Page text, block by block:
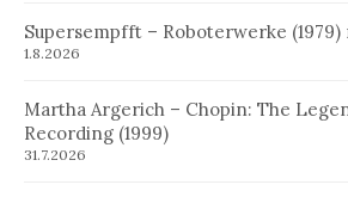
Supersempfft – Roboterwerke (1979)
1.8.2026
Martha Argerich – Chopin: The
Recording (1999)
31.7.2026